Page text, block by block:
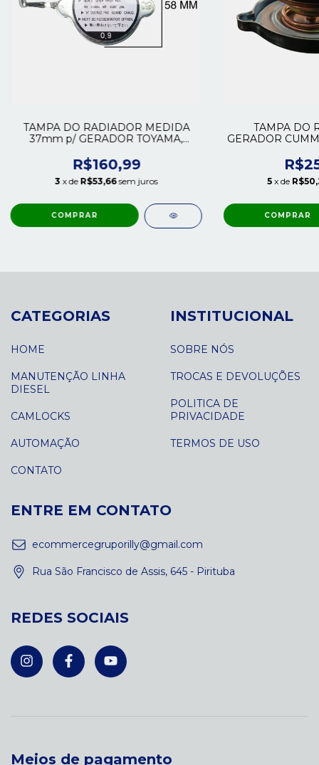
TAMPA DO RADIADOR MEDIDA
37mm p/ GERADOR TOYAMA,
/ 75KVA
R$160,99
3 x de R$53,66 sem juros
TAMPA DO
GERADOR
5 x de
CATEGORIAS
HOME
MANUTENÇÃO LINHA
DIESEL
CAMLOCKS
AUTOMAÇÃO
CONTATO
INSTITUCIONAL
SOBRE NÓS
TROCAS E DEVOLUÇÕES
POLITICA DE
PRIVACIDADE
TERMOS DE USO
ENTRE EM CONTATO
ecommercegruporilly@gmail.com
Rua São Francisco de Assis, 645 - Pirituba
REDES SOCIAIS
Meios de pagamento